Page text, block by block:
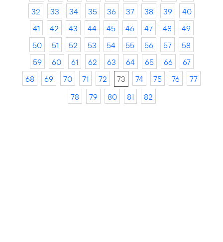
32
33 34 35 36 37 38 39
40
41
42 43 44 45 46 47 48
49
50
51 52 53 54 55 56 57
58
59
60 61 62 63 64 65 66
67
68
69 70 71 72 73 74 75 76
77
78
79 80 81 82